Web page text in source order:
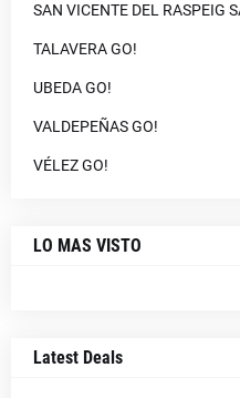
SAN VICENTE DEL RASPEIG
TALAVERA GO!
UBEDA GO!
VALDEPEÑAS GO!
VÉLEZ GO!
LO MAS VISTO
Latest Deals